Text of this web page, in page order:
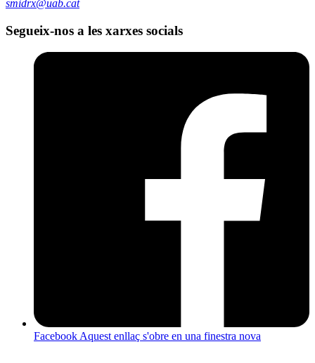
smidrx@uab.cat
Segueix-nos a les xarxes socials
Facebook Aquest enllaç s'obre en una finestra nova